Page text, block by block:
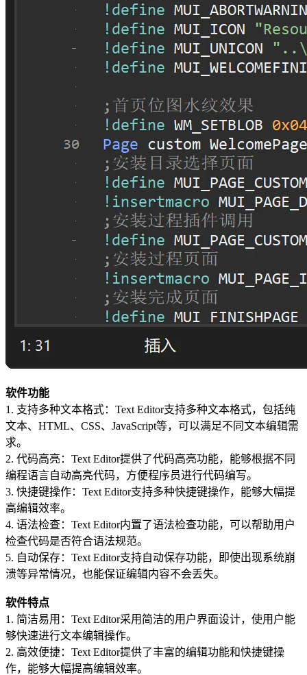
软件功能
1. 支持多种文本格式：Text Editor支持多种文本格式，包括纯
文本、HTML、CSS、JavaScript等，可以满足不同文本编辑需
求。
2. 代码高亮：Text Editor提供了代码高亮功能，能够根据不同
编程语言自动高亮代码，方便程序员进行代码编写。
3. 快捷键操作：Text Editor支持多种快捷键操作，能够大幅提
高编辑效率。
4. 语法检查：Text Editor内置了语法检查功能，可以帮助用户
检查代码是否符合语法规范。
5. 自动保存：Text Editor支持自动保存功能，即使出现系统崩
溃等异常情况，也能保证编辑内容不会丢失。
软件特点
1. 简洁易用：Text Editor采用简洁的用户界面设计，使用户能
够快速进行文本编辑操作。
2. 高效便捷：Text Editor提供了丰富的编辑功能和快捷键操
作，能够大幅提高编辑效率。